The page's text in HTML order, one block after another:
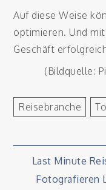
Auf diese Weise
optimieren. Und
Geschäft
(Bildquelle:
Reisebranche
Last Minute
Fotografieren